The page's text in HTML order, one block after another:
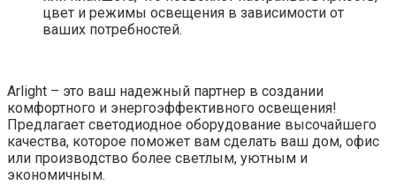
цвет и режимы освещения в зависимости от
ваших потребностей.
Arlight – это ваш надежный партнер в создании
комфортного и энергоэффективного освещения!
Предлагает светодиодное оборудование высочайшего
качества, которое поможет вам сделать ваш дом, офис
или производство более светлым, уютным и
экономичным.